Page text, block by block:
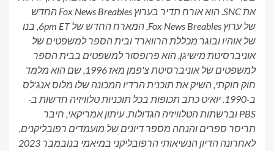
את SNC. הוא אורח תדיר בערוץ Fox News Breables החדש
של ערוץ Fox News Breables, המארח החדש של 6pm ET, בנו
של אוהיו ובוגר מכללת הרווארד ובית הספר למשפטים של
אוניברסיטת מישיגן, הוא פרופסור למשפטים בבית הספר
למשפטים של אוניברסיטת צ'פמן מאז 1996, שם הוא מלמד
חוק חוקתי, השיק את תוכנית הרדיו המכונה שלו מלוס אנג'לס
ב-1990. יואיט כתב תכופות בכל תוכניות טלוויזיה חדשות ב-
PBS וברשתות הטלוויזיה הגדולות. עיתון אמריקאי, חיבר
תריסר ספרים והנחה מספר דיונים של מועמדים רפובליקנים,
לאחרונה הדיון הנשיאותי הרפובליקני במיאמי בנובמבר 2023